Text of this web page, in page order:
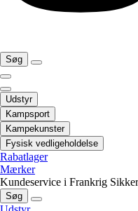
Søg
Udstyr
Kampsport
Kampekunster
Fysisk vedligeholdelse
Rabatlager
Mærker
Kundeservice i Frankrig
Søg